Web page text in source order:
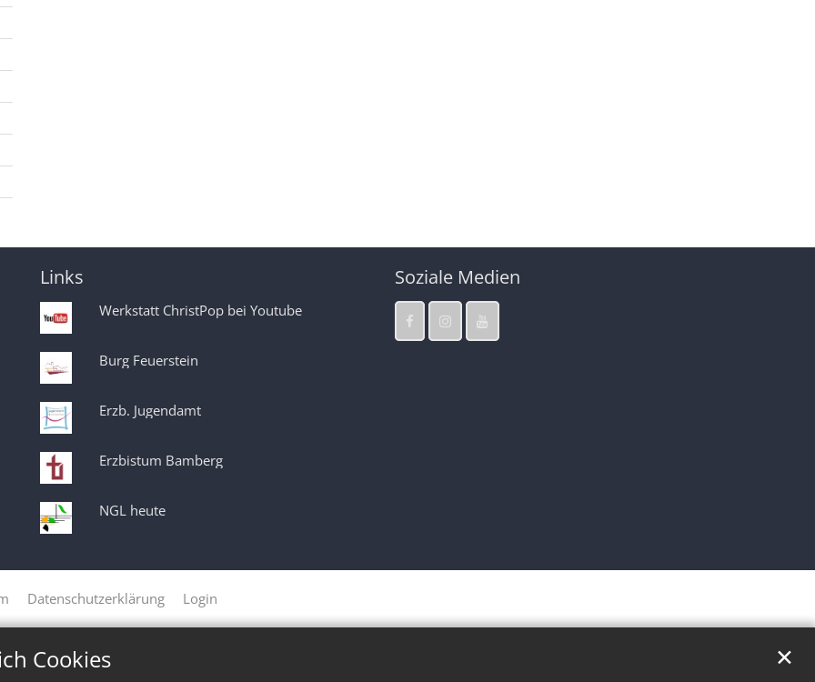
Cookies ✕
Links
Werkstatt ChristPop bei Youtube
Burg Feuerstein
Erzb. Jugendamt
Erzbistum Bamberg
NGL heute
Soziale Medien
Datenschutzerklärung Login